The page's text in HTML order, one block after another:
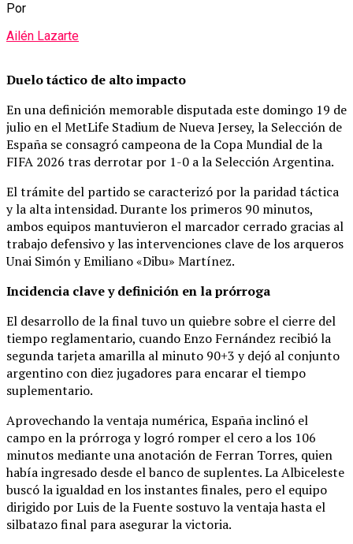
Por
Ailén Lazarte
Duelo táctico de alto impacto
En una definición memorable disputada este domingo 19 de
julio en el MetLife Stadium de Nueva Jersey, la Selección de
España se consagró campeona de la Copa Mundial de la
FIFA 2026 tras derrotar por 1-0 a la Selección Argentina.
El trámite del partido se caracterizó por la paridad táctica
y la alta intensidad. Durante los primeros 90 minutos,
ambos equipos mantuvieron el marcador cerrado gracias al
trabajo defensivo y las intervenciones clave de los arqueros
Unai Simón y Emiliano «Dibu» Martínez.
Incidencia clave y definición en la prórroga
El desarrollo de la final tuvo un quiebre sobre el cierre del
tiempo reglamentario, cuando Enzo Fernández recibió la
segunda tarjeta amarilla al minuto 90+3 y dejó al conjunto
argentino con diez jugadores para encarar el tiempo
suplementario.
Aprovechando la ventaja numérica, España inclinó el
campo en la prórroga y logró romper el cero a los 106
minutos mediante una anotación de Ferran Torres, quien
había ingresado desde el banco de suplentes. La Albiceleste
buscó la igualdad en los instantes finales, pero el equipo
dirigido por Luis de la Fuente sostuvo la ventaja hasta el
silbatazo final para asegurar la victoria.